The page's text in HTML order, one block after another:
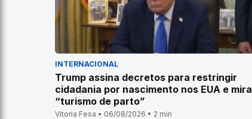
INTERNACIONAL
Trump assina decretos para restringir
cidadania por nascimento nos EUA e mira
“turismo de parto”
Vitoria Fesa • 06/08/2026 • 2 min